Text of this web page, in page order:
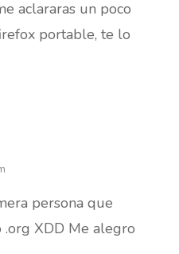
aclararas un poco
portable, te lo
persona que
XDD Me alegro